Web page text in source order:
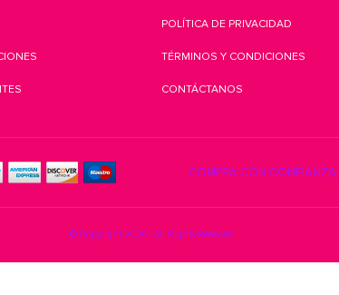
POLÍTICA DE PRIVACIDAD
TÉRMINOS Y CONDICIONES
CONTÁCTANOS
COMPRA CON CONFIANZA:
© Copyright 2026. All Rights Reserved